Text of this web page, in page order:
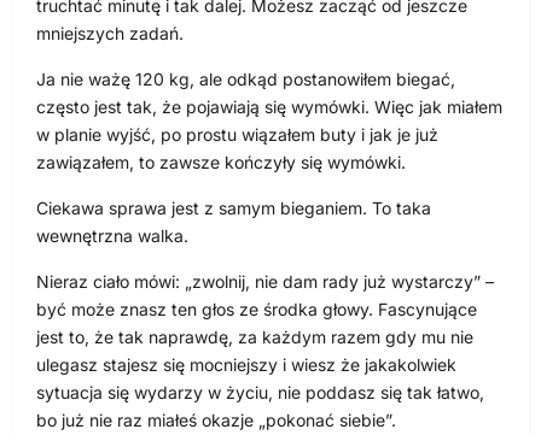
truchtać minutę i tak dalej. Możesz zacząć od jeszcze
mniejszych zadań.
Ja nie ważę 120 kg, ale odkąd postanowiłem biegać,
często jest tak, że pojawiają się wymówki. Więc jak miałem
w planie wyjść, po prostu wiązałem buty i jak je już
zawiązałem, to zawsze kończyły się wymówki.
Ciekawa sprawa jest z samym bieganiem. To taka
wewnętrzna walka.
Nieraz ciało mówi: „zwolnij, nie dam rady już wystarczy” –
być może znasz ten głos ze środka głowy. Fascynujące
jest to, że tak naprawdę, za każdym razem gdy mu nie
ulegasz stajesz się mocniejszy i wiesz że jakakolwiek
sytuacja się wydarzy w życiu, nie poddasz się tak łatwo,
bo już nie raz miałeś okazje „pokonać siebie”.